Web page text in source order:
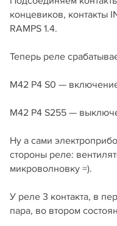
концевиков, контакты
RAMPS 1.4.
Теперь реле
M42 P4 S0 —
M42 P4 S255 —
Ну а сами
стороны реле:
микроволновку =).
У реле 3 контакта, в
пара, во втором